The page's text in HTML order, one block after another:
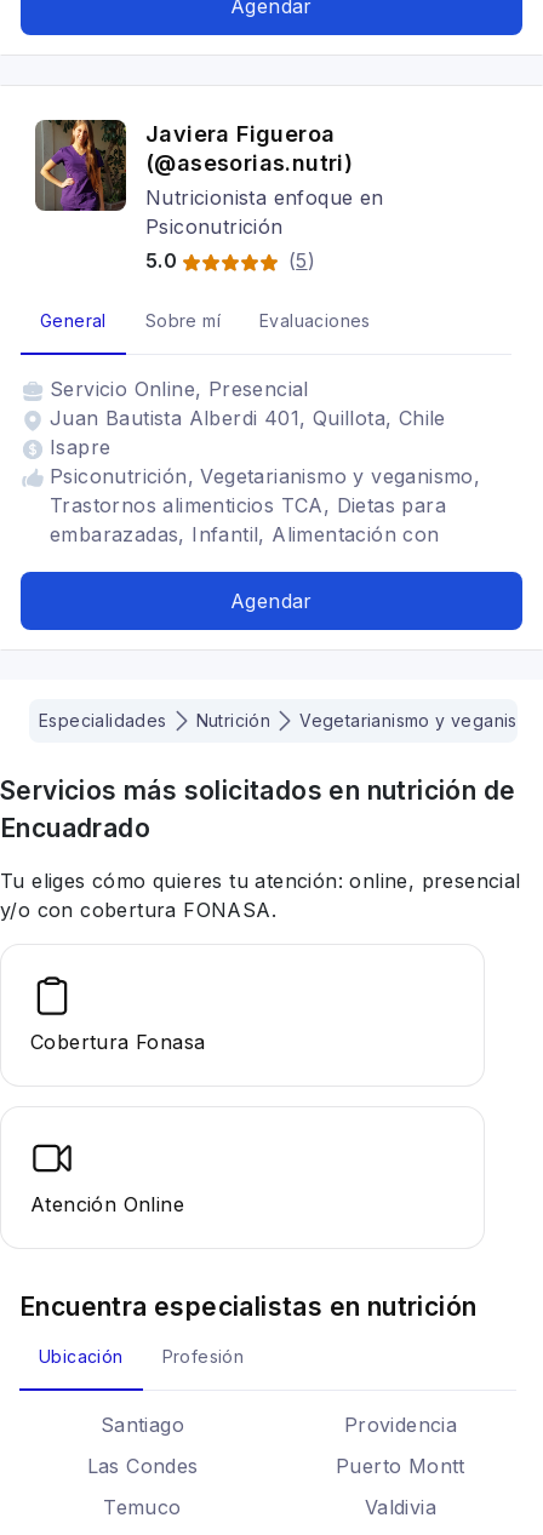
Masa muscular, Baja de peso, Subir de peso,
Renal, Vegetarianismo y veganismo,
Alimentación con hipotiroidismo, Alimentación
baja en carbohidratos
Agendar
Javiera Figueroa
(@asesorias.nutri)
Nutricionista enfoque en
Psiconutrición
5.0
(5)
General Sobre mí Evaluaciones
Servicio Online, Presencial
Juan Bautista Alberdi 401, Quillota, Chile
Isapre
Psiconutrición, Vegetarianismo y veganismo,
Trastornos alimenticios TCA, Dietas para
embarazadas, Infantil, Alimentación con
Alimentación para diabéticos, Alimentación en el
nerviosa, Alimentación para colon irritable
Agendar
Especialidades Nutrición Vegetarianismo y veganismo
Servicios más solicitados en nutrición de
Encuadrado
Tu eliges cómo quieres tu atención: online, presencial
y/o con cobertura FONASA.
Cobertura Fonasa
Atención Online
Encuentra especialistas en nutrición
Ubicación Profesión
Santiago
Providencia
Las Condes
Puerto Montt
Temuco
Valdivia